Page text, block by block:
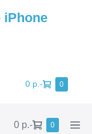
Shopping
0 р. - 0Items
Shopping
0 р.- 0Items